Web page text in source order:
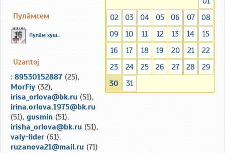
02
03 04 05 06 07
08
09
10 11 12 13 14
15
16
17 18 19 20 21
22
23
24 25 26 27 28
29
30
31
Пулăмсем
Пулăм хуш...
Uzantoj
: 89530152887 (25),
MorFiy (32),
irisa_orlova@bk.ru (51),
irina.orlova.1975@bk.ru
(51), gusmin (51),
irisha_orlova@bk.ru (51),
valy-lider(61),
ruzanova21@mail.ru (71)